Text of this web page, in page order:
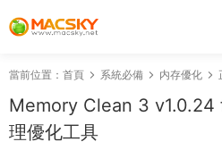
當前位置： 首頁 系統必備 内存優化
Memory Clean 3 v1.0.24
理優化工具